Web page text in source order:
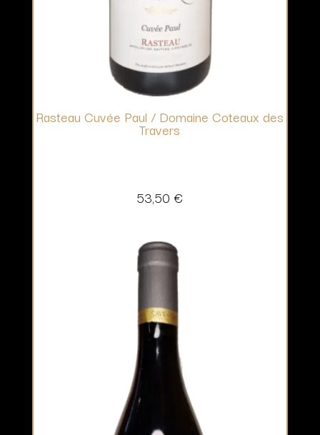
Rasteau Cuvée Paul / Domaine Coteaux des
Travers
53,50 €